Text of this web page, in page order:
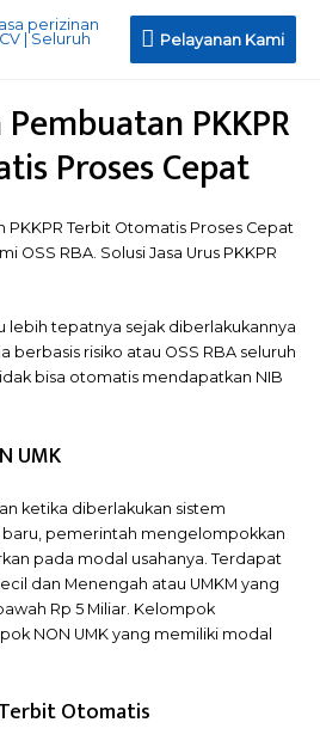
Pelayanan
Pelayanan Kami
PKKPR
Proses Cepat
PKKPR Terbit Otomatis Proses Cepat
OSS RBA. Solusi Jasa Urus PKKPR
lebih tepatnya sejak diberlakukannya
berbasis risiko atau OSS RBA seluruh
bisa otomatis mendapatkan NIB
UMK
ketika diberlakukan sistem
baru, pemerintah mengelompokkan
pada modal usahanya. Terdapat
dan Menengah atau UMKM yang
Rp 5 Miliar. Kelompok
NON UMK yang memiliki modal
Otomatis